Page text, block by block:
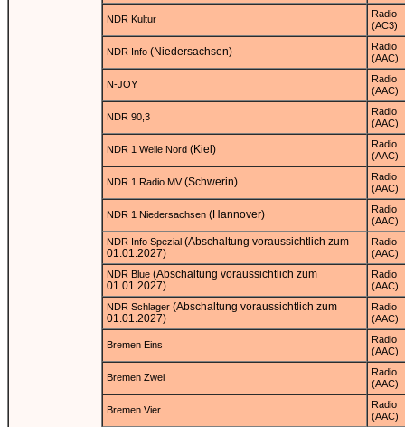
NDR Kultur
Radio
(AC3)
NDR Info (Niedersachsen)
Radio
(AAC)
N-JOY
Radio
(AAC)
NDR 90,3
Radio
(AAC)
NDR 1 Welle Nord (Kiel)
Radio
(AAC)
NDR 1 Radio MV(Schwerin)
Radio
(AAC)
NDR 1 Niedersachsen (Hannover)
Radio
(AAC)
NDR Info Spezial (Abschaltung voraussichtlich zum
01.01.2027)
Radio
(AAC)
NDR Blue (Abschaltung voraussichtlich zum
01.01.2027)
Radio
(AAC)
NDR Schlager (Abschaltung voraussichtlich zum
01.01.2027)
Radio
(AAC)
Bremen Eins
Radio
(AAC)
Bremen Zwei
Radio
(AAC)
Bremen Vier
Radio
(AAC)